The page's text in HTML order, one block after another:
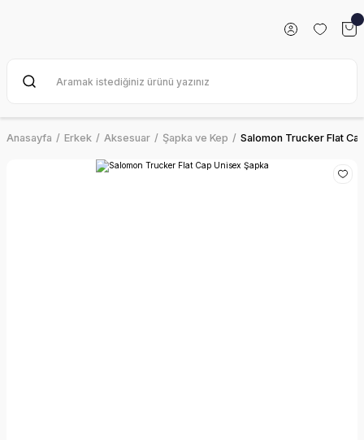
Anasayfa Erkek Aksesuar Şapka ve Kep Salomon Trucker Flat